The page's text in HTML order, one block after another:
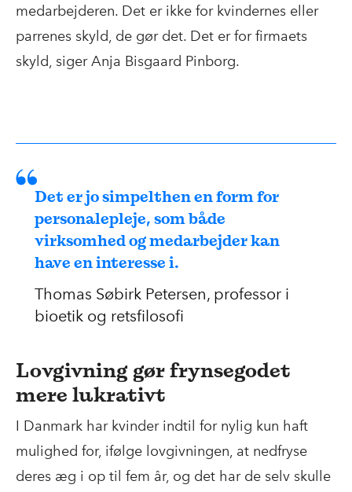
medarbejderen. Det er ikke for kvindernes eller
parrenes skyld, de gør det. Det er for firmaets
skyld, siger Anja Bisgaard Pinborg.
Det er jo simpelthen en form for
personalepleje, som både
virksomhed og medarbejder kan
have en interesse i.
Thomas Søbirk Petersen, professor i
bioetik og retsfilosofi
Lovgivning gør frynsegodet
mere lukrativt
I Danmark har kvinder indtil for nylig kun haft
mulighed for, ifølge lovgivningen, at nedfryse
deres æg i op til fem år, og det har de selv skulle